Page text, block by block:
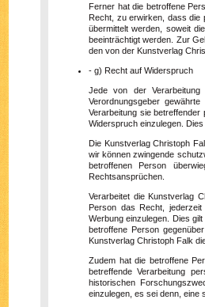
Ferner hat die betroffene
Recht, zu erwirken, dass die
übermittelt werden, soweit
beeinträchtigt werden. Zur
den von der Kunstverlag
- g) Recht auf Widerspruch
Jede von der Verarbeitung
Verordnungsgeber
Verarbeitung sie
Widerspruch einzulegen.
Die Kunstverlag Christoph
wir können zwingende
betroffenen Person
Rechtsansprüchen.
Verarbeitet die Kunstverlag
Person das Recht,
Werbung einzulegen. Dies
betroffene Person
Kunstverlag Christoph Falk
Zudem hat die betroffene
betreffende Verarbeitung
historischen
einzulegen, es sei denn, eine